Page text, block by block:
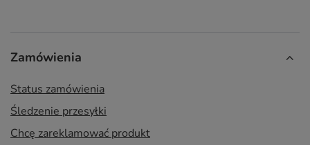
Zamówienia
Status zamówienia
Śledzenie przesyłki
Chcę zareklamować produkt